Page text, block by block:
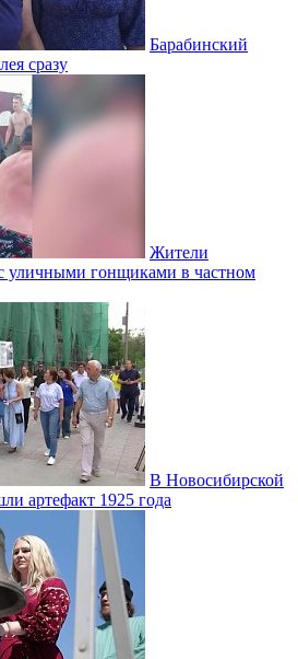
Барабинский
сразу
Жители
уличными гонщиками в частном
В Новосибирской
артефакт 1925 года